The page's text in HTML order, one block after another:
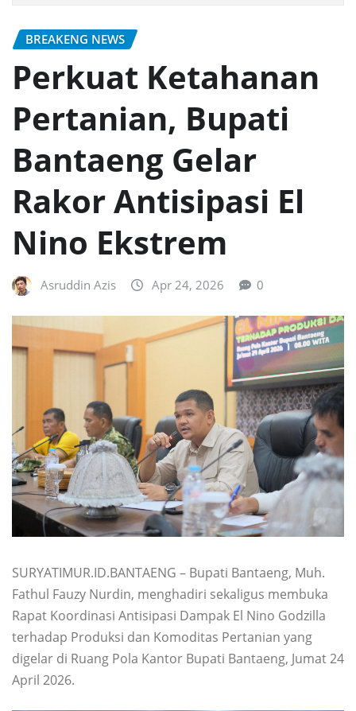
BREAKENG NEWS
Perkuat Ketahanan
Pertanian, Bupati
Bantaeng Gelar
Rakor Antisipasi El
Nino Ekstrem
Asruddin Azis Apr 24, 2026 0
SURYATIMUR.ID.BANTAENG – Bupati Bantaeng, Muh.
Fathul Fauzy Nurdin, menghadiri sekaligus membuka
Rapat Koordinasi Antisipasi Dampak El Nino Godzilla
terhadap Produksi dan Komoditas Pertanian yang
digelar di Ruang Pola Kantor Bupati Bantaeng, Jumat 24
April 2026.